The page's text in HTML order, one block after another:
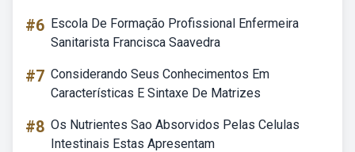
#6 Escola De Formação Profissional Enfermeira
Sanitarista Francisca Saavedra
#7 Considerando Seus Conhecimentos Em
Características E Sintaxe De Matrizes
#8 Os Nutrientes Sao Absorvidos Pelas Celulas
Intestinais Estas Apresentam